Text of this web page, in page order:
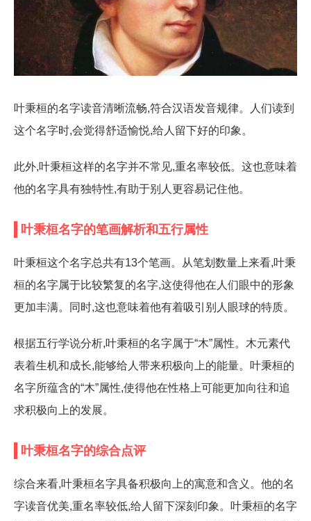
叶秉桓的名字读音清晰流畅,符合汉语发音规律。人们读到
这个名字时,会觉得舒适愉悦,给人留下好的印象。
此外,叶秉桓这样的名字并不常见,重名率较低。这也意味着
他的名字具有独特性,有助于别人更容易记住他。
叶秉桓名字的笔画解析和五行属性
叶秉桓这个名字总共有13个笔画。从笔划数量上来看,叶秉
桓的名字属于比较繁复的名字,这使得他在人们眼中的形象
更加丰满。同时,这也意味着他有着吸引别人眼球的特质。
根据五行学说分析,叶秉桓的名字属于“木”属性。木元素代
表着生机和成长,能够给人带来积极向上的能量。叶秉桓的
名字所蕴含的“木”属性,使得他在性格上可能更加向往和追
求积极向上的发展。
叶秉桓名字的综合点评
综合来看,叶秉桓名字具备积极向上的寓意和含义。他的名
字读音优美,重名率较低,给人留下深刻印象。叶秉桓的名字